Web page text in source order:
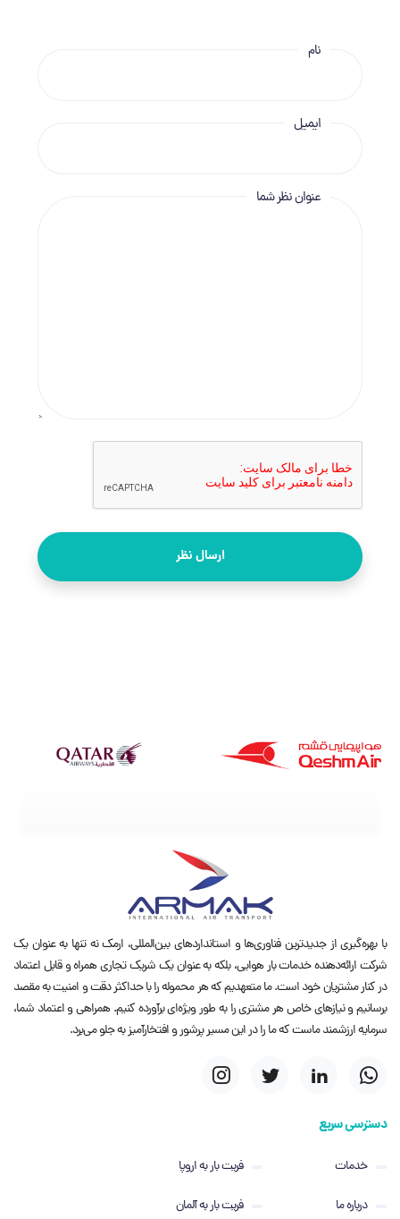
نام
ایمیل
عنوان نظر شما
ارسال نظر
با بهره‌گیری از جدیدترین فناوری‌ها و استانداردهای بین‌المللی، ارمک نه تنها به عنوان یک
شرکت ارائه‌دهنده خدمات بار هوایی، بلکه به عنوان یک شریک تجاری همراه و قابل اعتماد
در کنار مشتریان خود است. ما متعهدیم که هر محموله را با حداکثر دقت و امنیت به مقصد
برسانیم و نیازهای خاص هر مشتری را به طور ویژه‌ای برآورده کنیم. همراهی و اعتماد شما،
سرمایه ارزشمند ماست که ما را در این مسیر پرشور و افتخارآمیز به جلو می‌برد.
دسترسی سریع
خدمات
درباره ما
فریت بار به اروپا
فریت بار به آلمان